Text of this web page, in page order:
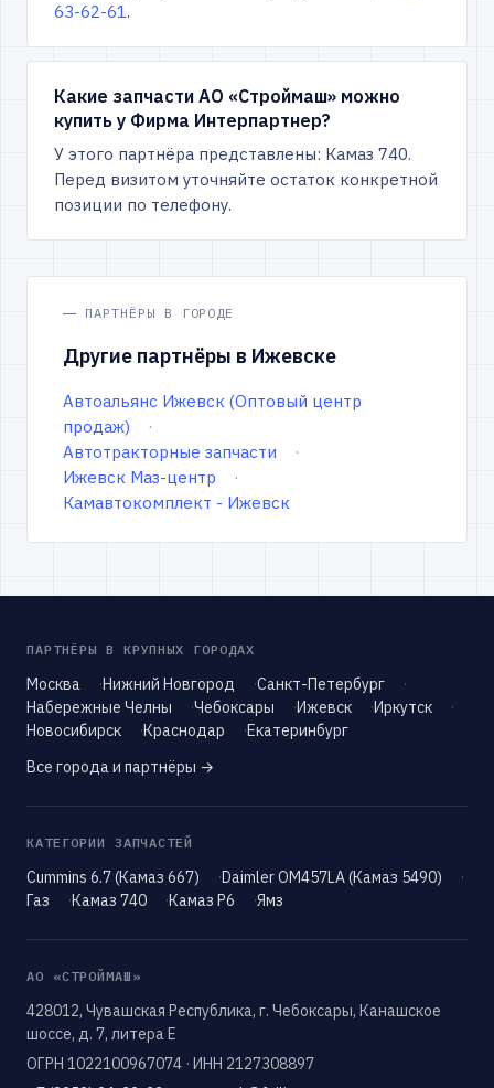
63-62-61.
Какие запчасти АО «Строймаш» можно
купить у Фирма Интерпартнер?
У этого партнёра представлены: Камаз 740.
Перед визитом уточняйте остаток конкретной
позиции по телефону.
ПАРТНЁРЫ В ГОРОДЕ
Другие партнёры в Ижевске
Автоальянс Ижевск (Оптовый центр
продаж)
Автотракторные запчасти
Ижевск Маз-центр
Камавтокомплект - Ижевск
ПАРТНЁРЫ В КРУПНЫХ ГОРОДАХ
Москва Нижний Новгород
Санкт-Петербург
Набережные Челны
Чебоксары Ижевск
Иркутск
Новосибирск
Краснодар
Екатеринбург
Все города и партнёры →
КАТЕГОРИИ ЗАПЧАСТЕЙ
Cummins 6.7 (Камаз 667)
Daimler OM457LA (Камаз 5490)
Газ
Камаз 740 Камаз Р6 Ямз
АО «СТРОЙМАШ»
428012, Чувашская Республика, г. Чебоксары, Канашское
шоссе, д. 7, литера Е
ОГРН 1022100967074 · ИНН 2127308897